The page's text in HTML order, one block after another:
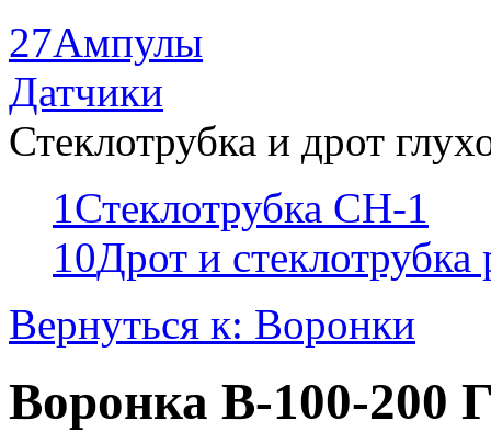
27Ампулы
Датчики
Стеклотрубка и дрот
1Стеклотрубка СН-1
10Дрот и
Вернуться к: Воронки
Воронка В-100-200